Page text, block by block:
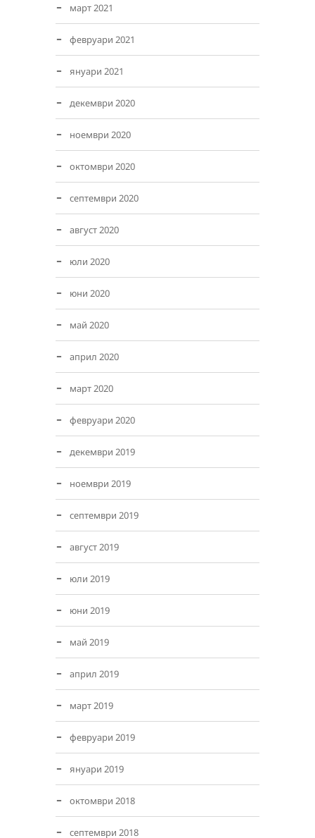
март 2021
февруари 2021
януари 2021
декември 2020
ноември 2020
октомври 2020
септември 2020
август 2020
юли 2020
юни 2020
май 2020
април 2020
март 2020
февруари 2020
декември 2019
ноември 2019
септември 2019
август 2019
юли 2019
юни 2019
май 2019
април 2019
март 2019
февруари 2019
януари 2019
октомври 2018
септември 2018